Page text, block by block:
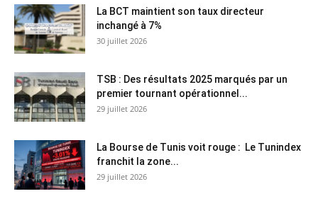
La BCT maintient son taux directeur
inchangé à 7%
30 juillet 2026
TSB : Des résultats 2025 marqués par un
premier tournant opérationnel...
29 juillet 2026
La Bourse de Tunis voit rouge : Le Tunindex
franchit la zone...
29 juillet 2026